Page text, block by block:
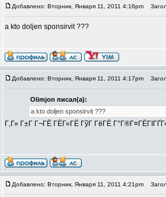
Добавлено: Вторник, Января 11, 2011 4:16pm
a kto doljen sponsirvit ???
Добавлено: Вторник, Января 11, 2011 4:17pm
Olimjon писал(а):
a kto doljen sponsirvit ???
Г‚Г» Г±Г Г¬ГЁ ГЁГ«ГЁ ГўГ ГёГЁ
Добавлено: Вторник, Января 11, 2011 4:21pm